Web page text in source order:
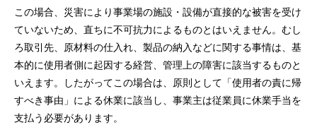
この場合、災害により事業場の施設・設備が直接的な被害を受け
ていないため、直ちに不可抗力によるものとはいえません。むし
ろ取引先、原材料の仕入れ、製品の納入などに関する事情は、基
本的に使用者側に起因する経営、管理上の障害に該当するものと
いえます。したがってこの場合は、原則として「使用者の責に帰
すべき事由」による休業に該当し、事業主は従業員に休業手当を
支払う必要があります。